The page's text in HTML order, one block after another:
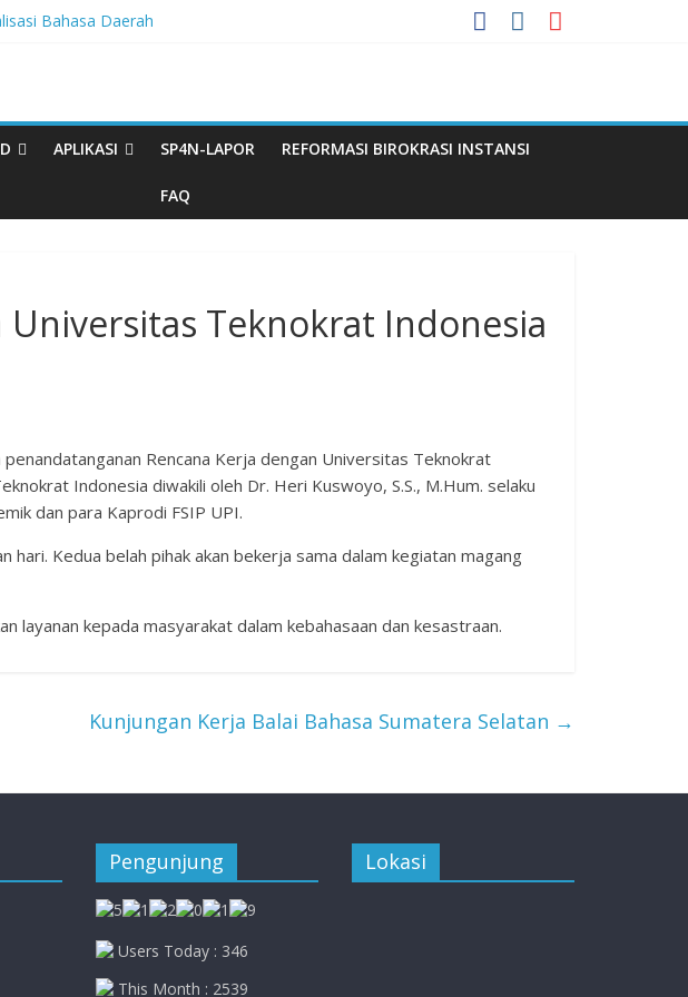
Bahasa Daerah
APLIKASI SP4N-LAPOR REFORMASI BIROKRASI INSTANSI
FAQ
Teknokrat Indonesia
Rencana Kerja dengan Universitas Teknokrat
Indonesia diwakili oleh Dr. Heri Kuswoyo, S.S., M.Hum. selaku
dan para Kaprodi FSIP UPI.
hari. Kedua belah pihak akan bekerja sama dalam kegiatan magang
layanan kepada masyarakat dalam kebahasaan dan kesastraan.
Kunjungan Kerja Balai Bahasa Sumatera Selatan →
Pengunjung
Users Today : 346
This Month : 2539
Lokasi